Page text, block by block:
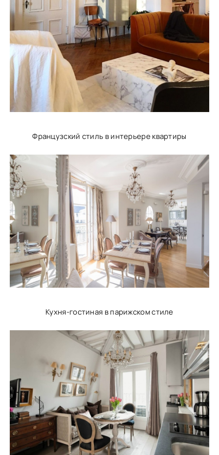
Французский стиль в интерьере квартиры
Кухня-гостиная в парижском стиле